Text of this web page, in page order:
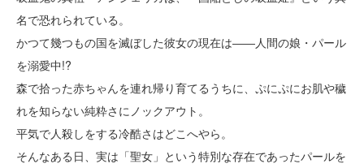
名で恐れられている。
かつて幾つもの国を滅ぼした彼女の現在は――人間の娘・パール
を溺愛中!?
森で拾った赤ちゃんを連れ帰り育てるうちに、ぷにぷにお肌や穢
れを知らない純粋さにノックアウト。
平気で人殺しをする冷酷さはどこへやら。
そんなある日、実は「聖女」という特別な存在であったパールを